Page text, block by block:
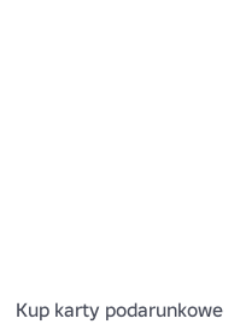
Kup karty podarunkowe